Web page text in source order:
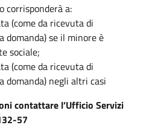
corrisponderà a:
(come da ricevuta di
domanda) se il minore è
sociale;
(come da ricevuta di
domanda) negli altri casi
contattare l’Ufficio Servizi
57